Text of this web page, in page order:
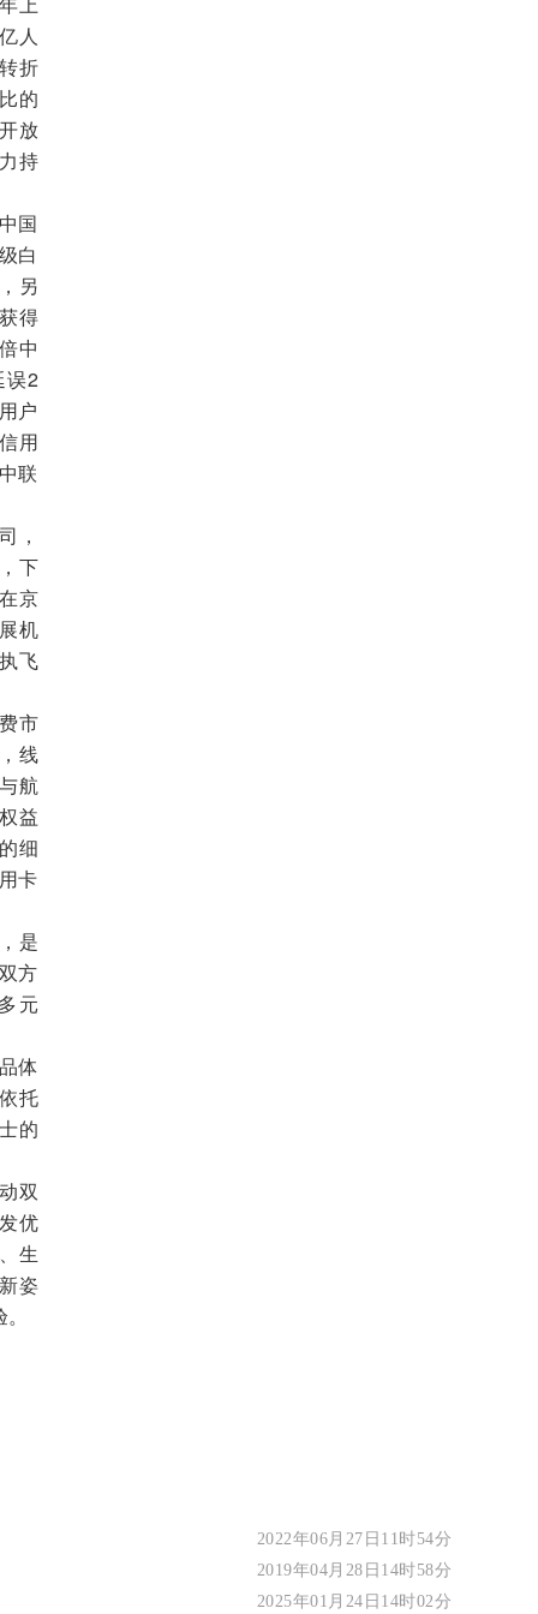
人
折
的
放
持
国
白
另
得
中
误2
户
用
联
，
下
京
机
飞
市
线
航
益
细
卡
是
方
元
体
托
的
双
优
生
姿
2022年06月27日11时54分
2019年04月28日14时58分
2025年01月24日14时02分